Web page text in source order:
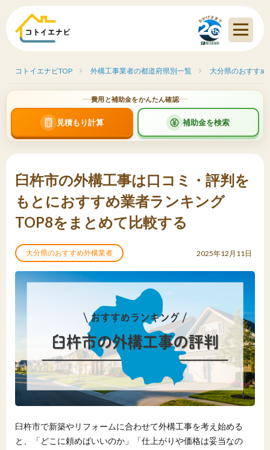
コトイエナビTOP 外構工事業者の都道府県別一覧 大分県のおすす
費用と補助金をかんたん確認
見積もり計算 補助金を検索
臼杵市の外構工事は口コミ・評判を
もとにおすすめ業者ランキング
TOP8をまとめて比較する
大分県のおすすめ外構業者 2025年12月11日
臼杵市で新築やリフォームに合わせて外構工事を考え始める
と、「どこに頼めばいいのか」「仕上がりや価格は妥当なの